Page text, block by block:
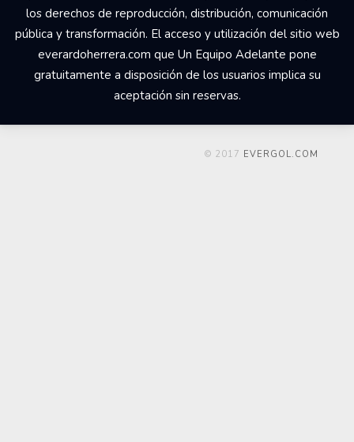
los derechos de reproducción, distribución, comunicación
pública y transformación. El acceso y utilización del sitio web
everardoherrera.com que Un Equipo Adelante pone
gratuitamente a disposición de los usuarios implica su
aceptación sin reservas.
© 2017 EVERGOL.COM